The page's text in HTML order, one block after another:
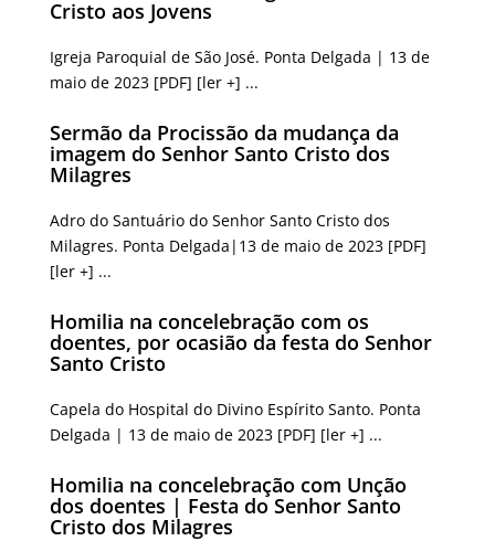
Cristo aos Jovens
Igreja Paroquial de São José. Ponta Delgada | 13 de
maio de 2023 [PDF] [ler +] ...
Sermão da Procissão da mudança da
imagem do Senhor Santo Cristo dos
Milagres
Adro do Santuário do Senhor Santo Cristo dos
Milagres. Ponta Delgada|13 de maio de 2023 [PDF]
[ler +] ...
Homilia na concelebração com os
doentes, por ocasião da festa do Senhor
Santo Cristo
Capela do Hospital do Divino Espírito Santo. Ponta
Delgada | 13 de maio de 2023 [PDF] [ler +] ...
Homilia na concelebração com Unção
dos doentes | Festa do Senhor Santo
Cristo dos Milagres